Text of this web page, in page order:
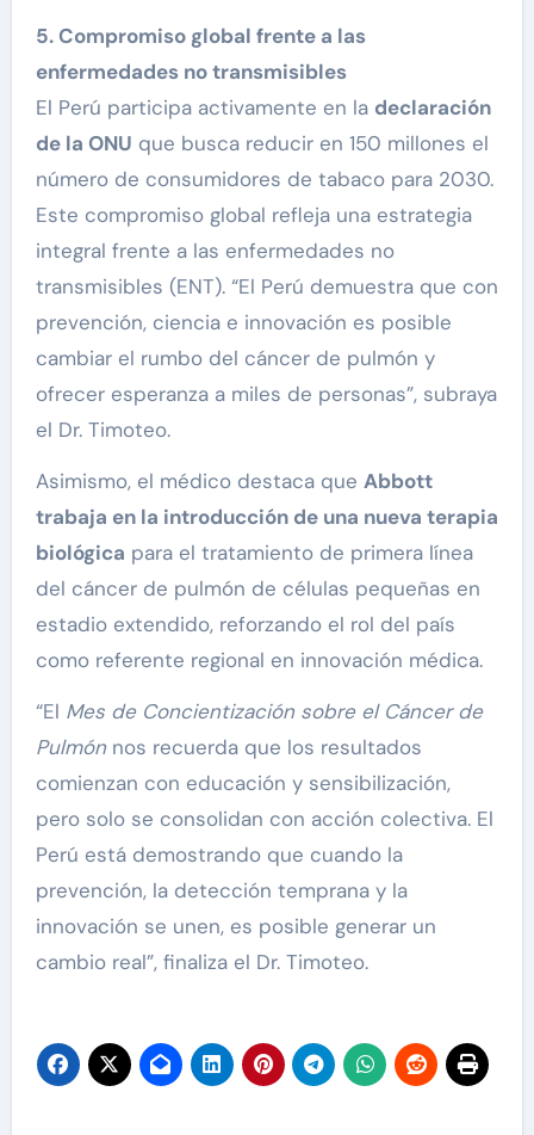
5. Compromiso global frente a las
enfermedades no transmisibles
El Perú participa activamente en la declaración
de la ONU que busca reducir en 150 millones el
número de consumidores de tabaco para 2030.
Este compromiso global refleja una estrategia
integral frente a las enfermedades no
transmisibles (ENT). “El Perú demuestra que con
prevención, ciencia e innovación es posible
cambiar el rumbo del cáncer de pulmón y
ofrecer esperanza a miles de personas”, subraya
el Dr. Timoteo.
Asimismo, el médico destaca que Abbott
trabaja en la introducción de una nueva terapia
biológica para el tratamiento de primera línea
del cáncer de pulmón de células pequeñas en
estadio extendido, reforzando el rol del país
como referente regional en innovación médica.
“El Mes de Concientización sobre el Cáncer de
Pulmónnos recuerda que los resultados
comienzan con educación y sensibilización,
pero solo se consolidan con acción colectiva. El
Perú está demostrando que cuando la
prevención, la detección temprana y la
innovación se unen, es posible generar un
cambio real”, finaliza el Dr. Timoteo.